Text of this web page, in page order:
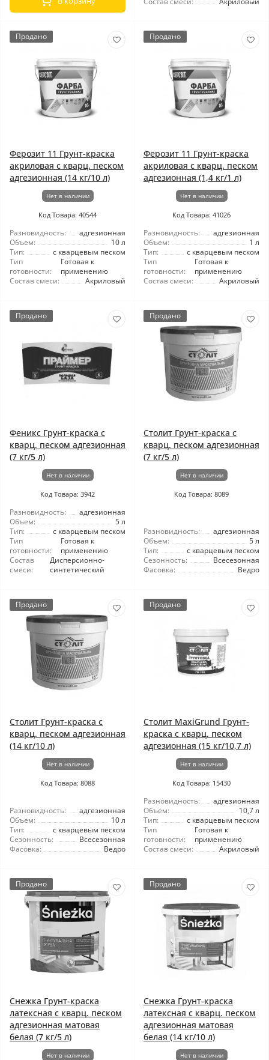
Продано
Ферозит 11 Грунт-краска
акриловая с кварц. песком
адгезионная (14 кг/10 л)
Нет в наличии
Код Товара: 40544
Разновидность:
адгезионная
Объем:
10 л
Тип:
с кварцевым песком
Тип
готовности:
Готовая к
применению
Состав смеси:
Акриловый
Продано
Ферозит 11 Грунт-краска
акриловая с кварц. песком
адгезионная (1,4 кг/1 л)
Нет в наличии
Код Товара: 41026
Разновидность:
адгезионная
Объем:
1 л
Тип:
с кварцевым песком
Тип
готовности:
Готовая к
применению
Состав смеси:
Акриловый
Продано
Феникс Грунт-краска с
кварц. песком адгезионная
(7 кг/5 л)
Нет в наличии
Код Товара: 3942
Разновидность:
адгезионная
Объем:
5 л
Тип:
с кварцевым песком
Тип
готовности:
Готовая к
применению
Состав
смеси:
Дисперсионно-
синтетический
Продано
Столит Грунт-краска с
кварц. песком адгезионная
(7 кг/5 л)
Нет в наличии
Код Товара: 8089
Разновидность:
адгезионная
Объем:
5 л
Тип:
с кварцевым песком
Сезонность:
Всесезонная
Фасовка:
Ведро
Продано
Столит Грунт-краска с
кварц. песком адгезионная
(14 кг/10 л)
Нет в наличии
Код Товара: 8088
Разновидность:
адгезионная
Объем:
10 л
Тип:
с кварцевым песком
Сезонность:
Всесезонная
Фасовка:
Ведро
Продано
Столит MaxiGrund Грунт-
краска с кварц. песком
адгезионная (15 кг/10,7 л)
Нет в наличии
Код Товара: 15430
Разновидность:
адгезионная
Объем:
10,7 л
Тип:
с кварцевым песком
Тип
готовности:
Готовая к
применению
Состав смеси:
Акриловый
Продано
Снежка Грунт-краска
латексная с кварц. песком
адгезионная матовая
белая (7 кг/5 л)
Нет в наличии
Продано
Снежка Грунт-краска
латексная с кварц. песком
адгезионная матовая
белая (14 кг/10 л)
Нет в наличии